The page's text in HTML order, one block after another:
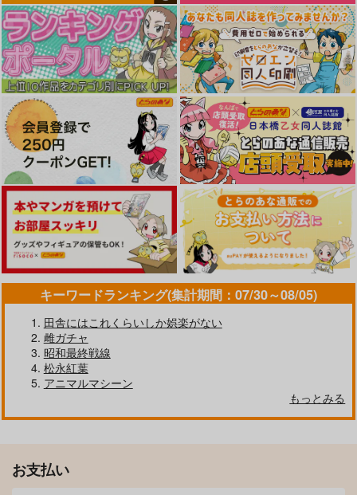
キーワードランキング(集計期間：07/30～08/05)
田舎にはこれくらいしか娯楽がない
雌ガチャ
昭和最終戦線
松永紅葉
アニマルマシーン
もっとみる
お支払い